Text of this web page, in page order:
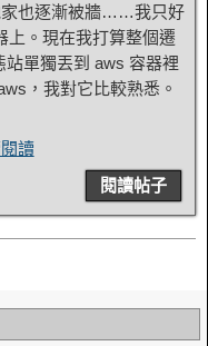
家也逐漸被牆……我只好
上。現在我打算整個遷
單獨丟到 aws 容器裡
，我對它比較熟悉。
讀
閱讀帖子